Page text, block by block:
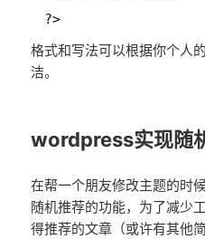
16
?>
格式和写法可以根据你个人
洁。
wordpress实现随
在帮一个朋友修改主题的时
随机推荐的功能，为了减少
得推荐的文章（或许有其他